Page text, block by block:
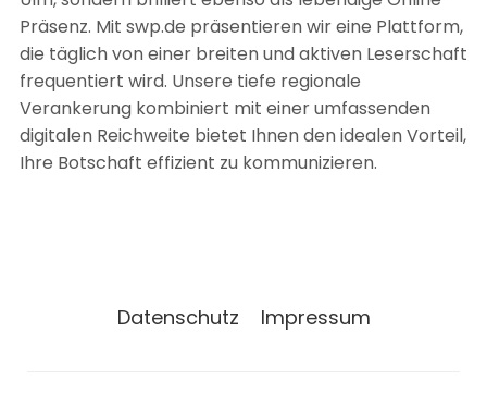
Präsenz. Mit swp.de präsentieren wir eine Plattform,
die täglich von einer breiten und aktiven Leserschaft
frequentiert wird. Unsere tiefe regionale
Verankerung kombiniert mit einer umfassenden
digitalen Reichweite bietet Ihnen den idealen Vorteil,
Ihre Botschaft effizient zu kommunizieren.
Datenschutz Impressum